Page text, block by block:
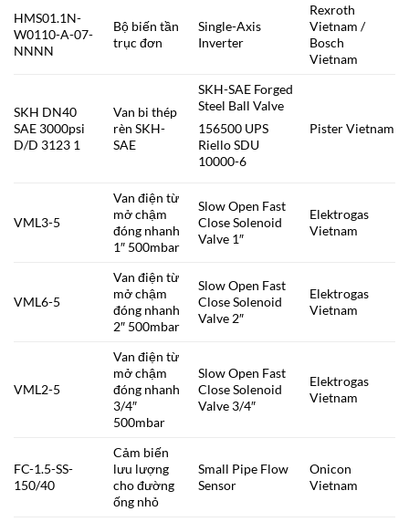
HMS01.1N-
W0110-A-07-
NNNN
Bộ biến tần
trục đơn
Single-Axis
Inverter
Rexroth
Vietnam /
Bosch
Vietnam
SKH DN40
SAE 3000psi
D/D 3123 1
Van bi thép
rèn SKH-
SAE
SKH-SAE Forged
Steel Ball Valve
156500 UPS
Riello SDU
10000-6
Pister Vietnam
VML3-5
Van điện từ
mở chậm
đóng nhanh
1″ 500mbar
Slow Open Fast
Close Solenoid
Valve 1″
Elektrogas
Vietnam
VML6-5
Van điện từ
mở chậm
đóng nhanh
2″ 500mbar
Slow Open Fast
Close Solenoid
Valve 2″
Elektrogas
Vietnam
VML2-5
Van điện từ
mở chậm
đóng nhanh
3/4″
500mbar
Slow Open Fast
Close Solenoid
Valve 3/4″
Elektrogas
Vietnam
FC-1.5-SS-
150/40
Cảm biến
lưu lượng
cho đường
ống nhỏ
Small Pipe Flow
Sensor
Onicon
Vietnam